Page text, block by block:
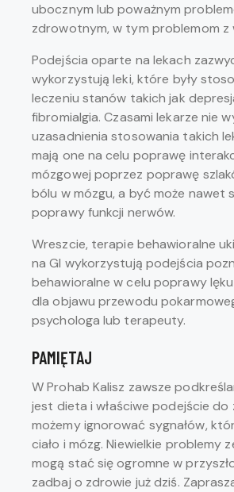
ubocznym lub poważnym
zdrowotnym, w tym problemom z
Podejścia oparte na lekach
wykorzystują leki, które były
leczeniu stanów takich jak
fibromialgia. Czasami lekarze nie
uzasadnienia stosowania takich
mają one na celu poprawę
mózgowej poprzez poprawę
bólu w mózgu, a być może nawet
poprawy funkcji nerwów.
Wreszcie, terapie behawioralne
na GI wykorzystują podejścia
behawioralne w celu poprawy
dla objawu przewodu
psychologa lub terapeuty.
PAMIĘTAJ
W Prohab Kalisz zawsze
jest dieta i właściwe podejście do
możemy ignorować sygnałów,
ciało i mózg. Niewielkie problemy
mogą stać się ogromne w
zadbaj o zdrowie już dziś.